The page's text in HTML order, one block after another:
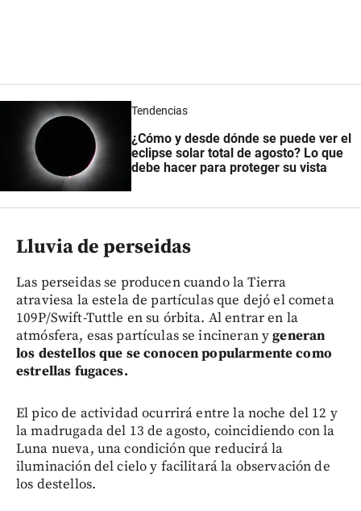
Tendencias
¿Cómo y desde dónde se puede ver el
eclipse solar total de agosto? Lo que
debe hacer para proteger su vista
Lluvia de perseidas
Las perseidas se producen cuando la Tierra
atraviesa la estela de partículas que dejó el cometa
109P/Swift-Tuttle en su órbita. Al entrar en la
atmósfera, esas partículas se incineran ygeneran
los destellos que se conocen popularmente como
estrellas fugaces.
El pico de actividad ocurrirá entre la noche del 12 y
la madrugada del 13 de agosto, coincidiendo con la
Luna nueva, una condición que reducirá la
iluminación del cielo y facilitará la observación de
los destellos.